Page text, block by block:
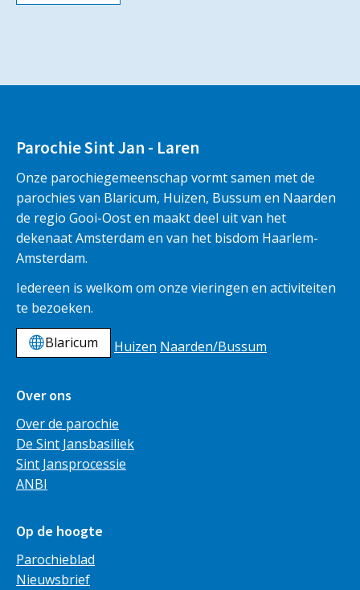
Parochie Sint Jan - Laren
Onze parochiegemeenschap vormt samen met de
parochies van Blaricum, Huizen, Bussum en Naarden
de regio Gooi-Oost en maakt deel uit van het
dekenaat Amsterdam en van het bisdom Haarlem-
Amsterdam.
Iedereen is welkom om onze vieringen en activiteiten
te bezoeken.
Blaricum
Huizen Naarden/Bussum
Over ons
Over de parochie
De Sint Jansbasiliek
Sint Jansprocessie
ANBI
Op de hoogte
Parochieblad
Nieuwsbrief